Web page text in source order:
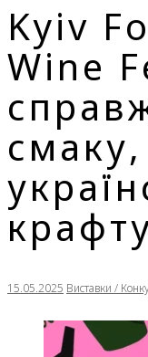
Kyiv
Wine
15.05.2025 Виставки /